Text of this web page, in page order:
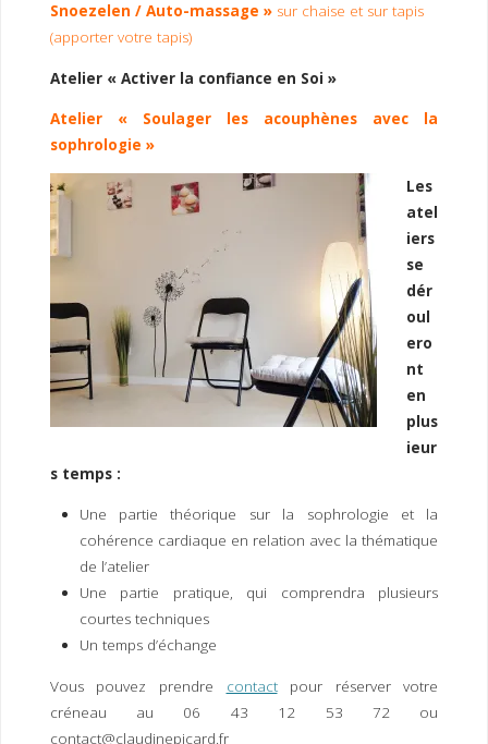
Snoezelen / Auto-massage »sur chaise et sur tapis
(apporter votre tapis)
Atelier « Activer la confiance en Soi »
Atelier « Soulager les acouphènes avec la
sophrologie »
Les
atel
iers
se
dér
oul
ero
nt
en
plus
ieur
s temps :
Une partie théorique sur la sophrologie et la
cohérence cardiaque en relation avec la thématique
de l’atelier
Une partie pratique, qui comprendra plusieurs
courtes techniques
Un temps d’échange
Vous pouvez prendre contactpour réserver votre
créneau au 06 43 12 53 72 ou
contact@claudinepicard.fr